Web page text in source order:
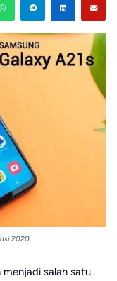
2020
menjadi salah satu